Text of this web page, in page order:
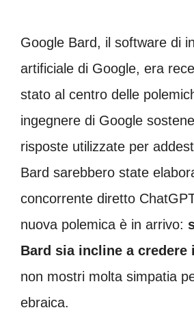
Google Bard, il software di
artificiale di Google, era
stato al centro delle
ingegnere di Google
risposte utilizzate per
Bard sarebbero state
concorrente diretto
nuova polemica è in arrivo:
Bard sia incline a credere
non mostri molta simpatia
ebraica.